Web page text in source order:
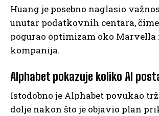
Huang je posebno naglasio
unutar podatkovnih centara,
pogurao optimizam oko
kompanija.
Alphabet pokazuje koliko AI
Istodobno je Alphabet povukao
dolje nakon što je objavio plan